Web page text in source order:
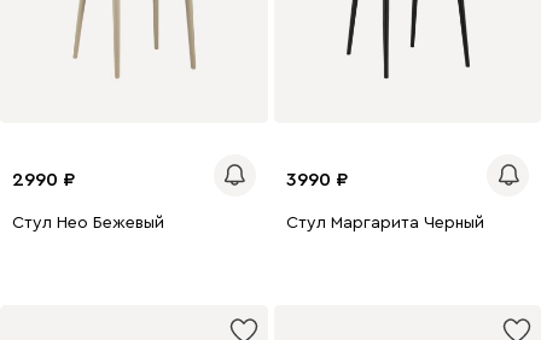
2990
Стул Нео Бежевый
3990
Стул Маргарита Черный